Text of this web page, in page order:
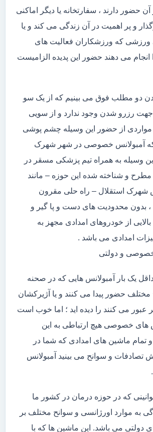
حضور دارند ، سفارتخانه یا دیگر اماکنی
و پر اهمیت در آن زندگی می کند و یا
ورزشی که ورزشکاران فعالیت های
می دهند حضور این پدیده الزامیست
دو مطلب فوق می بینیم که از یک سو
جهت رزرو شدن وجود ندارد و از سویی
مواردی از حضور این وسیله چشم پوشی
آمبولانس خصوصی در شهر شهرک
وسیله به همراه تیم پزشکی مسقر در
مطرح و شناخته شده این حوزه – مانند
شهرک استقلال – راه حلی مقرون
، بدون محدودیت های دست و پا گیر و
از خودروهای امدادی مجهز به
امدادی می باشد .
خصوصی و دولتی
یک بار آمبولانس هایی که در صحنه
حضور پیدا می کنند و یا آژیرکشان
عبور می کنند را دیده اید ؛ اما خوب است
های خصوصی هیچ ارتباطی به این
تمام ماشین های امدادی که شما در
تصادفات و سوانح می بینید آمبولانس
که در حوزه درمان در کشور ما
به موارد اورژانسی و سوانح مختلف بر
دولتی می باشد. این ماشین ها که با